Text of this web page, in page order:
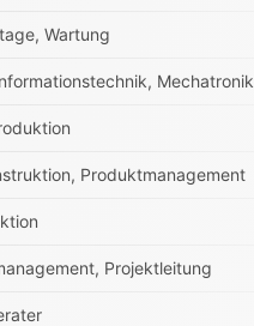
Wartung
Mechatronik
Produktmanagement
Projektleitung